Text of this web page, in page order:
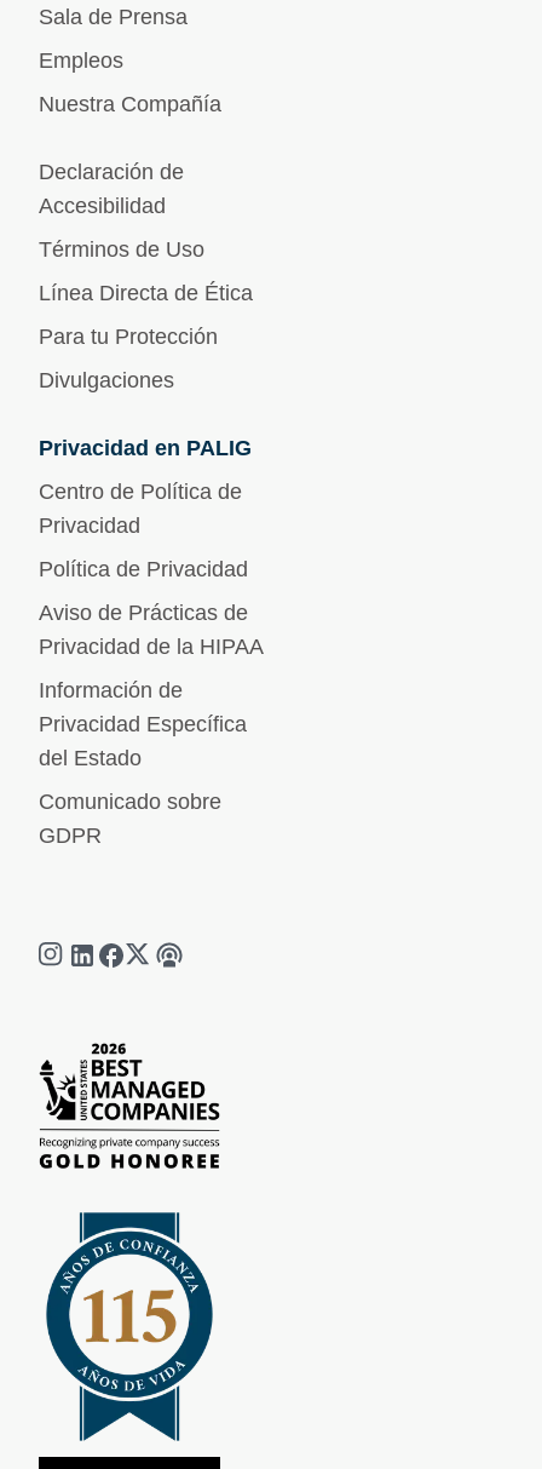
Sala de Prensa
Empleos
Nuestra Compañía
Declaración de
Accesibilidad
Términos de Uso
Línea Directa de Ética
Para tu Protección
Divulgaciones
Privacidad en PALIG
Centro de Política de
Privacidad
Política de Privacidad
Aviso de Prácticas de
Privacidad de la HIPAA
Información de
Privacidad Específica
del Estado
Comunicado sobre
GDPR